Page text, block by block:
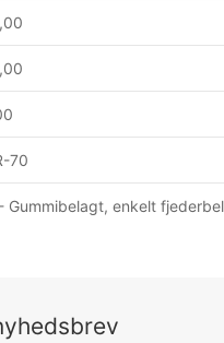
70
Gummibelagt, enkelt